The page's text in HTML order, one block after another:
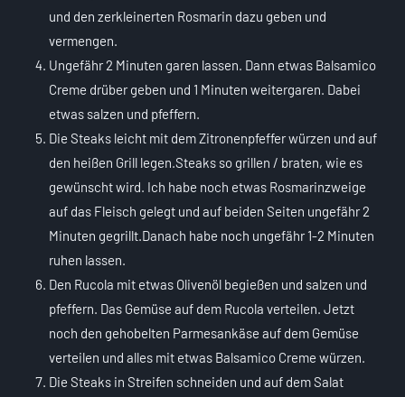
und den zerkleinerten Rosmarin dazu geben und
vermengen.
Ungefähr 2 Minuten garen lassen. Dann etwas Balsamico
Creme drüber geben und 1 Minuten weitergaren. Dabei
etwas salzen und pfeffern.
Die Steaks leicht mit dem Zitronenpfeffer würzen und auf
den heißen Grill legen.Steaks so grillen / braten, wie es
gewünscht wird. Ich habe noch etwas Rosmarinzweige
auf das Fleisch gelegt und auf beiden Seiten ungefähr 2
Minuten gegrillt.Danach habe noch ungefähr 1-2 Minuten
ruhen lassen.
Den Rucola mit etwas Olivenöl begießen und salzen und
pfeffern. Das Gemüse auf dem Rucola verteilen. Jetzt
noch den gehobelten Parmesankäse auf dem Gemüse
verteilen und alles mit etwas Balsamico Creme würzen.
Die Steaks in Streifen schneiden und auf dem Salat